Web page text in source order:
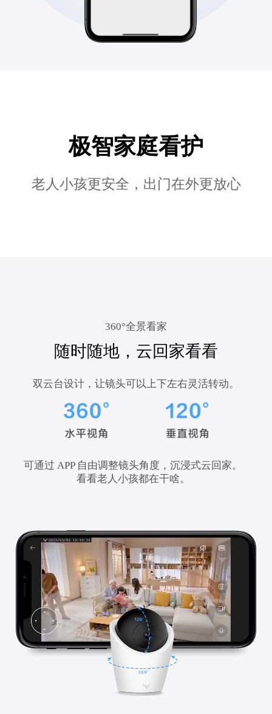
极智家庭看护
老人小孩更安全，出门在外更放心
360°全景看家
随时随地，云回家看看
双云台设计，让镜头可以上下左右灵活转动。
可通过 APP 自由调整镜头角度，沉浸式云回家。
看看老人小孩都在干啥。